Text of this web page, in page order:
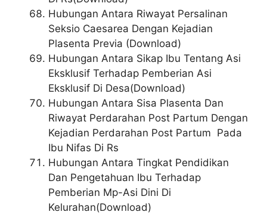
Hubungan Antara Riwayat Persalinan
Seksio Caesarea Dengan Kejadian
Plasenta Previa (Download)
Hubungan Antara Sikap Ibu Tentang Asi
Eksklusif Terhadap Pemberian Asi
Eksklusif Di Desa(Download)
Hubungan Antara Sisa Plasenta Dan
Riwayat Perdarahan Post Partum Dengan
Kejadian Perdarahan Post Partum Pada
Ibu Nifas Di Rs
Hubungan Antara Tingkat Pendidikan
Dan Pengetahuan Ibu Terhadap
Pemberian Mp-Asi Dini Di
Kelurahan(Download)